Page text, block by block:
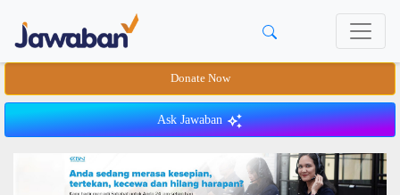
Donate Now
Ask Jawaban